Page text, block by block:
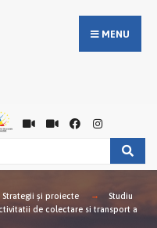
MENU
Strategii și proiecte
Studiu
de colectare si transport a